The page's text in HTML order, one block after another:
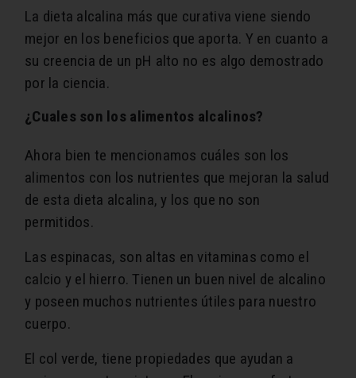
La dieta alcalina más que curativa viene siendo
mejor en los beneficios que aporta. Y en cuanto a
su creencia de un pH alto no es algo demostrado
por la ciencia.
¿Cuales son los alimentos alcalinos?
Ahora bien te mencionamos cuáles son los
alimentos con los nutrientes que mejoran la salud
de esta dieta alcalina, y los que no son
permitidos.
Las espinacas, son altas en vitaminas como el
calcio y el hierro. Tienen un buen nivel de alcalino
y poseen muchos nutrientes útiles para nuestro
cuerpo.
El col verde, tiene propiedades que ayudan a